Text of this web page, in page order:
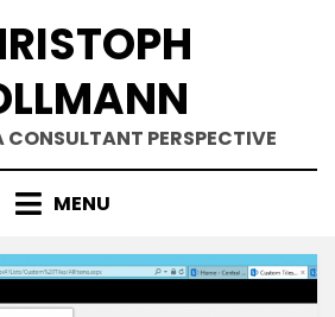
CONSULTANT PERSPECTIVE
MENU